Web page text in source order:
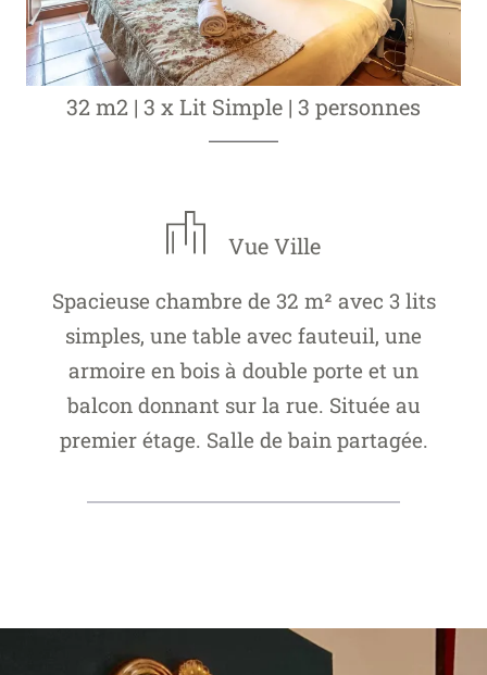
32 m2 | 3 x Lit Simple | 3 personnes
Vue Ville
Spacieuse chambre de 32 m² avec 3 lits
simples, une table avec fauteuil, une
armoire en bois à double porte et un
balcon donnant sur la rue. Située au
premier étage. Salle de bain partagée.